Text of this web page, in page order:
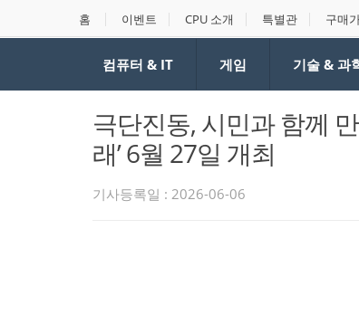
홈 이벤트 CPU 소개 특별관 구매
컴퓨터 & IT 게임 기술 & 과
극단진동, 시민과 함께
래’ 6월 27일 개최
기사등록일 : 2026-06-06